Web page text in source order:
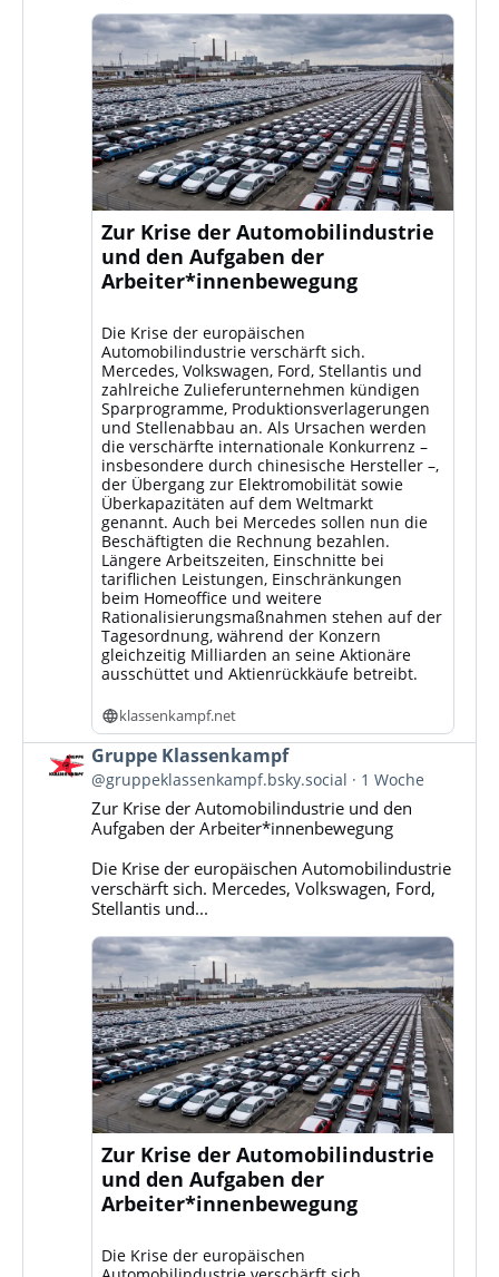
Zur Krise der Automobilindustrie
und den Aufgaben der
Arbeiter*innenbewegung
Die Krise der europäischen
Automobilindustrie verschärft sich.
Mercedes, Volkswagen, Ford, Stellantis und
zahlreiche Zulieferunternehmen kündigen
Sparprogramme, Produktionsverlagerungen
und Stellenabbau an. Als Ursachen werden
die verschärfte internationale Konkurrenz –
insbesondere durch chinesische Hersteller –,
der Übergang zur Elektromobilität sowie
Überkapazitäten auf dem Weltmarkt
genannt. Auch bei Mercedes sollen nun die
Beschäftigten die Rechnung bezahlen.
Längere Arbeitszeiten, Einschnitte bei
tariflichen Leistungen, Einschränkungen
beim Homeoffice und weitere
Rationalisierungsmaßnahmen stehen auf der
Tagesordnung, während der Konzern
gleichzeitig Milliarden an seine Aktionäre
ausschüttet und Aktienrückkäufe betreibt.
klassenkampf.net
Beitrag
von
Gruppe
Klassenkampf
Bluesky
ansehen
Gruppe Klassenkampf
@gruppeklassenkampf.bsky.social 1 Woche
Zur Krise der Automobilindustrie und den
Aufgaben der Arbeiter*innenbewegung
Die Krise der europäischen Automobilindustrie
verschärft sich. Mercedes, Volkswagen, Ford,
Stellantis und...
Zur Krise der Automobilindustrie
und den Aufgaben der
Arbeiter*innenbewegung
Die Krise der europäischen